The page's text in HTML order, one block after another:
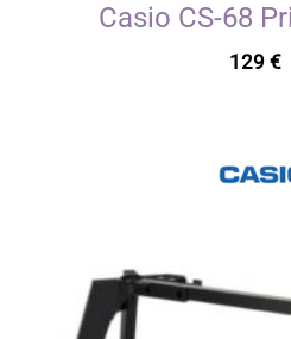
Casio CS-68
129 €